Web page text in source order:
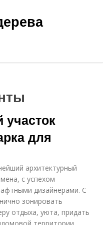
для
архитектурный
с успехом
дизайнерами. С
зонировать
отдыха, уюта, придать